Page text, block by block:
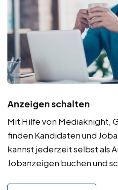
Anzeigen schalten
Mit Hilfe von Mediaknight,
finden Kandidaten und
kannst jederzeit selbst als
Jobanzeigen buchen und